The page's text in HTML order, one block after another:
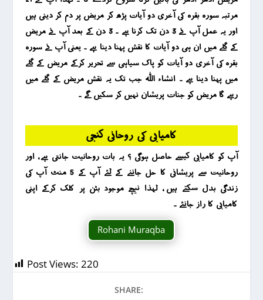
مرتبہ سورہ بقرہ کی آخری دو آیات پڑھ کر مریض پر دم کر دینی ہیں
اور یہ عمل آپ نے 3 دن تک کرنا ہے ۔ 3 دن کے بعد آپ نے مریض
کے گلے میں ان ہی دو آیات کا نقش پہنا دینا ہے ۔ یعنی آپ نے سورہ
بقرہ کی آخری دو آیات کو پاک سیاہی سے تحریر کرکے مریض کے گلے
میں پہنا دینا ہے ۔ انشاء اللہ جب تک یہ نقش مریض کے گلے میں
رہے گا مریض کو جنات پریشان نہیں کر سکیں گے ۔
کامیابی کی روحانی کنجی
آپ کو کامیابی کیسے حاصل ہوگی ؟ یہ بات روحانیت جانتی ہے ، اور
روحانیت سے پریشانی کا حل جاننے کے لئے آپ کے 5 منٹ آپ کی
زندگی بدل سکتے ہیں ، لہذا نیچے موجود بٹن پر کلک کرکے اپنی
کامیابی کا راز جانئے ۔
Rohani Muraqba
Post Views: 220
SHARE: